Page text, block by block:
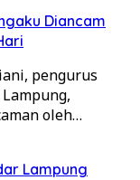
Diancam
pengurus
oleh…
Lampung